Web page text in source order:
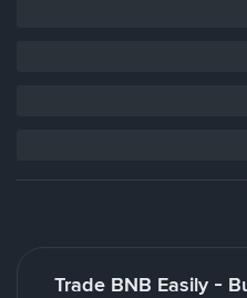
Trade BNB Easily -